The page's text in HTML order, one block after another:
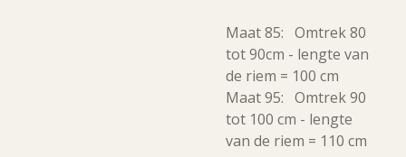
Maat 85: Omtrek 80
tot 90cm - lengte van
de riem = 100 cm
Maat 95: Omtrek 90
tot 100 cm - lengte
van de riem = 110 cm